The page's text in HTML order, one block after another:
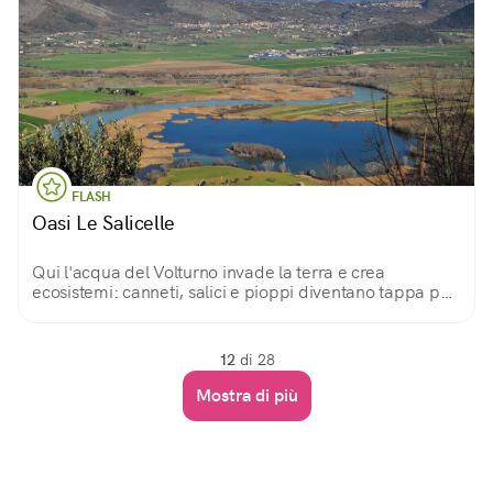
FLASH
Oasi Le Salicelle
Qui l'acqua del Volturno invade la terra e crea
ecosistemi: canneti, salici e pioppi diventano tappa per
12 di 28
Mostra di più